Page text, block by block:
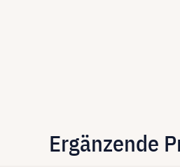
Ergänzende